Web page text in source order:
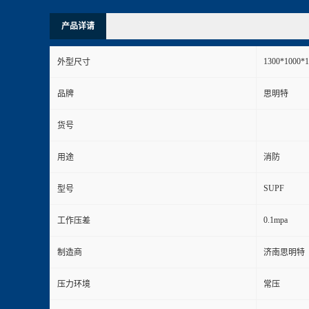
产品详请
外型尺寸
品牌 思明特
货号
用途 消防
型号 SUPF
工作压差 0.1mpa
制造商 济南思明特
压力环境 常压